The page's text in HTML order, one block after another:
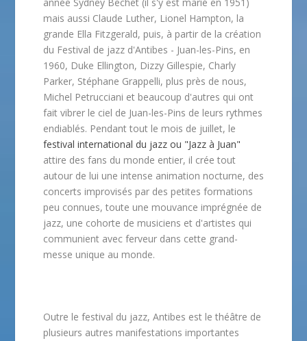
mais aussi Claude Luther, Lionel Hampton, la
grande Ella Fitzgerald, puis, à partir de la création
du Festival de jazz d'Antibes - Juan-les-Pins, en
1960, Duke Ellington, Dizzy Gillespie, Charly
Parker, Stéphane Grappelli, plus près de nous,
Michel Petrucciani et beaucoup d'autres qui ont
fait vibrer le ciel de Juan-les-Pins de leurs rythmes
endiablés. Pendant tout le mois de juillet, le
festival international du jazz ou "Jazz à Juan"
attire des fans du monde entier, il crée tout
autour de lui une intense animation nocturne, des
concerts improvisés par des petites formations
peu connues, toute une mouvance imprégnée de
jazz, une cohorte de musiciens et d'artistes qui
communient avec ferveur dans cette grand-
messe unique au monde.
Outre le festival du jazz, Antibes est le théâtre de
plusieurs autres manifestations importantes